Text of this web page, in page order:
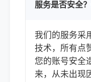
服务是否安全
我们的服务采
技术，所有点
您的账号安全
来，从未出现